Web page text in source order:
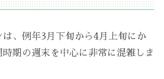
、例年3月下旬から4月上旬にか
期の週末を中心に非常に混雑しま